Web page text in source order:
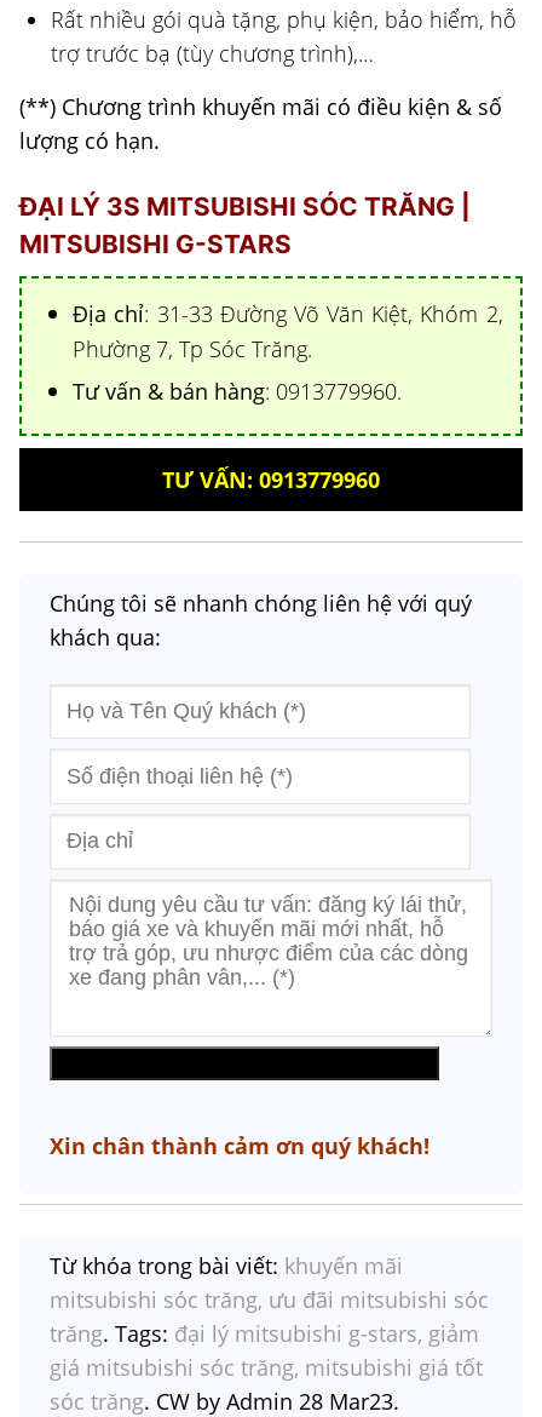
Rất nhiều gói quà tặng, phụ kiện, bảo hiểm, hỗ
trợ trước bạ (tùy chương trình),…
(**) Chương trình khuyến mãi có điều kiện & số
lượng có hạn.
ĐẠI LÝ 3S MITSUBISHI SÓC TRĂNG |
MITSUBISHI G-STARS
Địa chỉ: 31-33 Đường Võ Văn Kiệt, Khóm 2,
Phường 7, Tp Sóc Trăng.
Tư vấn & bán hàng: 0913779960.
TƯ VẤN: 0913779960
Chúng tôi sẽ nhanh chóng liên hệ với quý
khách qua:
Xin chân thành cảm ơn quý khách!
Từ khóa trong bài viết: khuyến mãi
mitsubishi sóc trăng, ưu đãi mitsubishi sóc
trăng. Tags: đại lý mitsubishi g-stars, giảm
giá mitsubishi sóc trăng, mitsubishi giá tốt
sóc trăng. CW by Admin 28 Mar23.